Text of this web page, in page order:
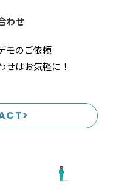
わせ
モのご依頼
せはお気軽に！